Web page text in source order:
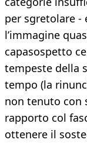
per sgretolare -
l’immagine
capasospetto
tempeste della
tempo (la
non tenuto con
rapporto col
ottenere il